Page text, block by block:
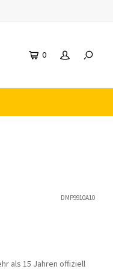
0
DMP9910A10
als 15 Jahren offiziell